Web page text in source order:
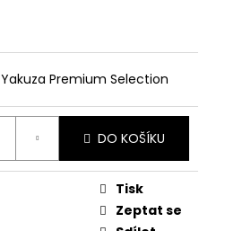
Yakuza Premium Selection
DO KOŠÍKU
Tisk
Zeptat se